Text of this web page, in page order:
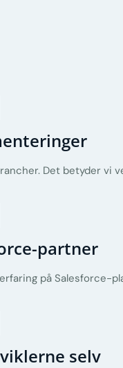
Det betyder vi
partner
på Salesforce-
selv